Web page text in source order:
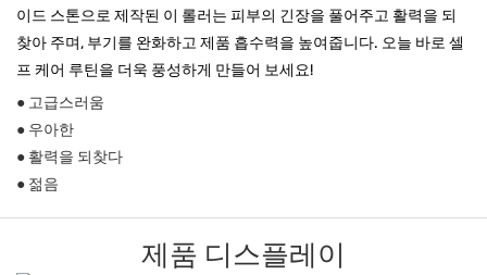
이드 스톤으로 제작된 이 롤러는 피부의 긴장을 풀어주고 활력을 되
찾아 주며, 부기를 완화하고 제품 흡수력을 높여줍니다. 오늘 바로 셀
프 케어 루틴을 더욱 풍성하게 만들어 보세요!
● 고급스러움
● 우아한
● 활력을 되찾다
● 젊음
제품 디스플레이